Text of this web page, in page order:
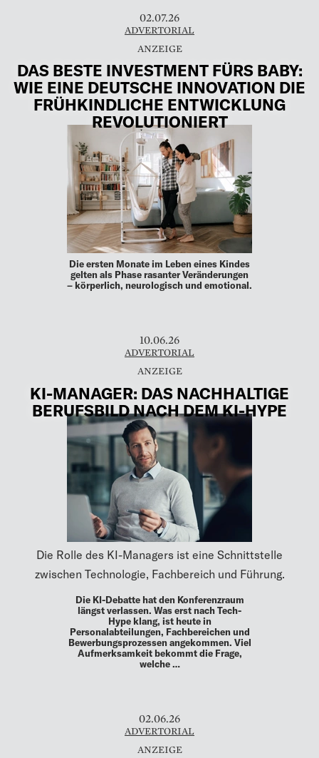
02.07.26
ADVERTORIAL
DAS BESTE INVESTMENT FÜRS BABY:
WIE EINE DEUTSCHE INNOVATION DIE
FRÜHKINDLICHE ENTWICKLUNG
REVOLUTIONIERT
Die ersten Monate im Leben eines Kindes
gelten als Phase rasanter Veränderungen
– körperlich, neurologisch und emotional.
10.06.26
ADVERTORIAL
KI-MANAGER: DAS NACHHALTIGE
BERUFSBILD NACH DEM KI-HYPE
Die Rolle des KI-Managers ist eine Schnittstelle
zwischen Technologie, Fachbereich und Führung.
Die KI-Debatte hat den Konferenzraum
längst verlassen. Was erst nach Tech-
Hype klang, ist heute in
Personalabteilungen, Fachbereichen und
Bewerbungsprozessen angekommen. Viel
Aufmerksamkeit bekommt die Frage,
welche …
02.06.26
ADVERTORIAL